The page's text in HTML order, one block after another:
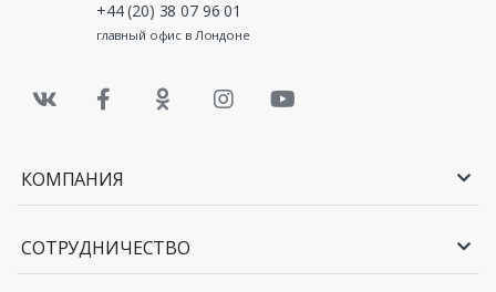
+44 (20) 38 07 96 01
главный офис в Лондоне
КОМПАНИЯ
СОТРУДНИЧЕСТВО